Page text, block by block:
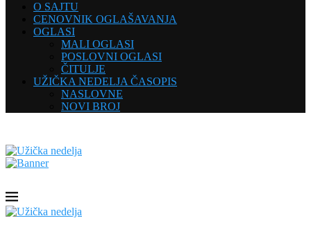
O SAJTU
CENOVNIK OGLAŠAVANJA
OGLASI
MALI OGLASI
POSLOVNI OGLASI
ČITULJE
UŽIČKA NEDELJA ČASOPIS
NASLOVNE
NOVI BROJ